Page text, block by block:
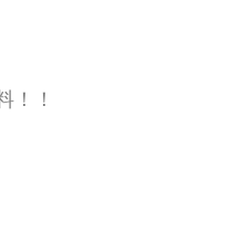
！！